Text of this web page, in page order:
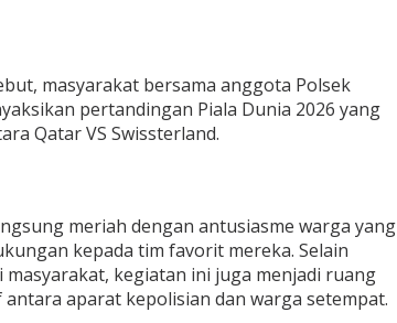
masyarakat bersama anggota Polsek
pertandingan Piala Dunia 2026 yang
Qatar VS Swissterland.
meriah dengan antusiasme warga yang
kepada tim favorit mereka. Selain
kegiatan ini juga menjadi ruang
aparat kepolisian dan warga setempat.